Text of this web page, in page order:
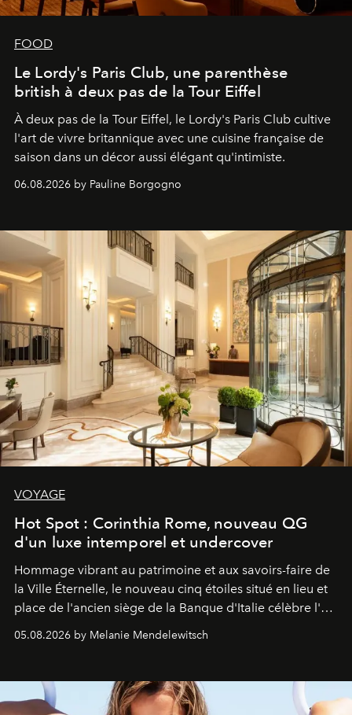
FOOD
Le Lordy's Paris Club, une parenthèse
british à deux pas de la Tour Eiffel
À deux pas de la Tour Eiffel, le Lordy's Paris Club cultive
l'art de vivre britannique avec une cuisine française de
saison dans un décor aussi élégant qu'intimiste.
06.08.2026 by Pauline Borgogno
VOYAGE
Hot Spot : Corinthia Rome, nouveau QG
d'un luxe intemporel et undercover
Hommage vibrant au patrimoine et aux savoirs-faire de
la Ville Éternelle, le nouveau cinq étoiles situé en lieu et
place de l'ancien siège de la Banque d'Italie célèbre l'art
05.08.2026 by Melanie Mendelewitsch